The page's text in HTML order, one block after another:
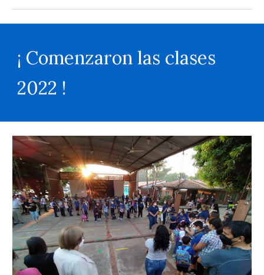
¡ Comenzaron las clases
2022 !